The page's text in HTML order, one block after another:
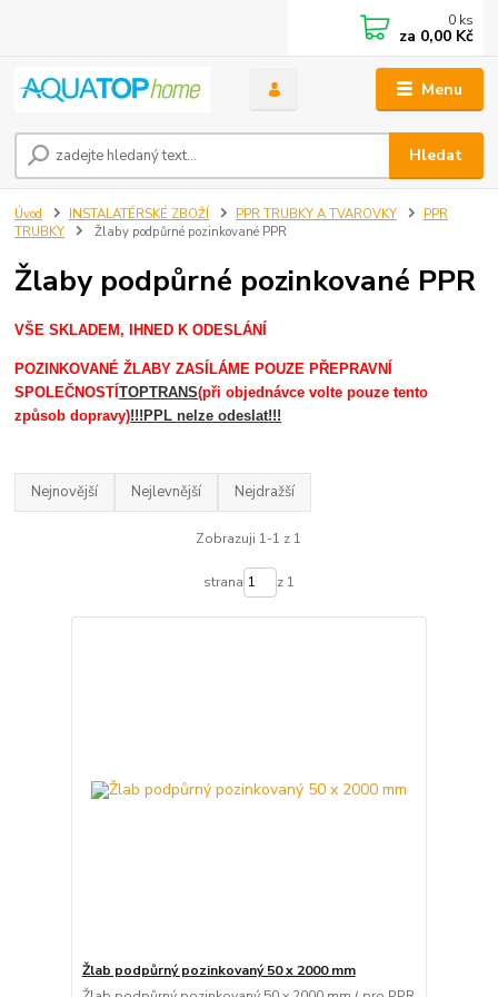
Menu
Hledat
0 ks
za 0,00 Kč
Úvod INSTALATÉRSKÉ ZBOŽÍ PPR TRUBKY A TVAROVKY
PPR
TRUBKY
Žlaby podpůrné pozinkované PPR
Žlaby podpůrné pozinkované PPR
VŠE SKLADEM, IHNED K ODESLÁNÍ
POZINKOVANÉ ŽLABY ZASÍLÁME POUZE PŘEPRAVNÍ
SPOLEČNOSTÍTOPTRANS(při objednávce volte pouze tento
způsob dopravy)!!!PPL nelze odeslat!!!
Nejnovější Nejlevnější Nejdražší
Zobrazuji 1-1 z 1
strana z 1
Žlab podpůrný pozinkovaný 50 x 2000 mm